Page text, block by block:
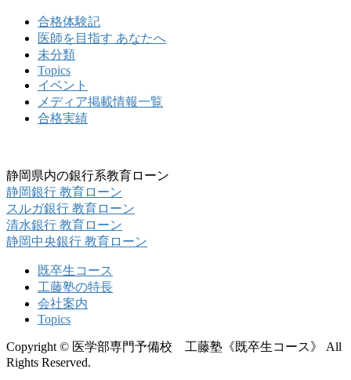
合格体験記
医師を目指す あなたへ
未分類
Topics
イベント
メディア掲載情報一覧
合格実績
静岡県内の銀行系教育ローン
静岡銀行 教育ローン
スルガ銀行 教育ローン
清水銀行 教育ローン
静岡中央銀行 教育ローン
既卒生コース
工藤塾の特長
会社案内
Topics
Copyright © 医学部専門予備校 工藤塾《既卒生コース》 All
Rights Reserved.